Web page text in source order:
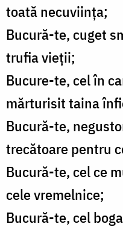
toată necuviința;
Bucură-te, cuget
trufia vieții;
Bucure-te, cel în
mărturisit taina
Bucură-te,
trecătoare pentru
Bucură-te, cel ce
cele vremelnice;
Bucură-te, cel